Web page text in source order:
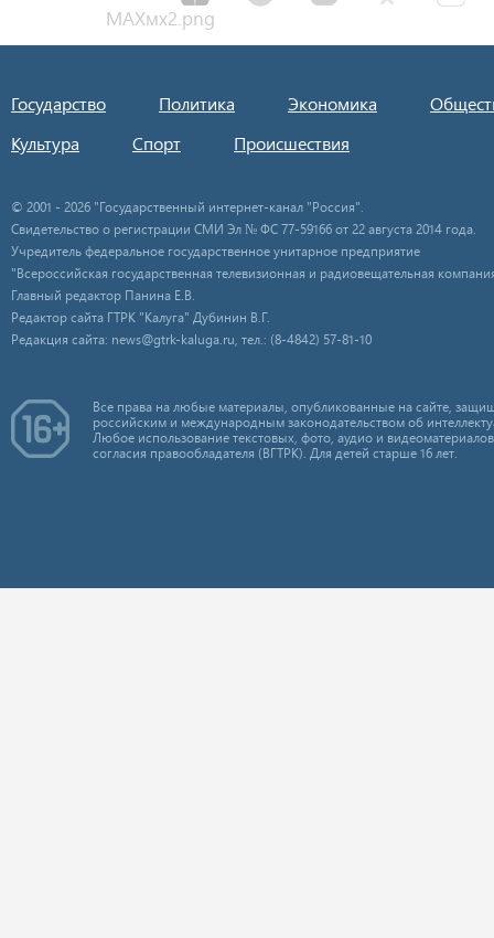
Государство Политика Экономика
Культура
Спорт Происшествия
© 2001 - 2026 "Государственный интернет-канал "Россия".
Свидетельство о регистрации СМИ Эл № ФС 77-59166 от 22 августа 2014 года.
Учредитель федеральное государственное унитарное предприятие
"Всероссийская государственная телевизионная и радиовещательная
Главный редактор Панина Е.В.
Редактор сайта ГТРК "Калуга" Дубинин В.Г.
Редакция сайта: news@gtrk-kaluga.ru, тел.: (8-4842) 57-81-10
Все права на любые материалы, опубликованные на сайте,
российским и международным законодательством об
Любое использование текстовых, фото, аудио и
согласия правообладателя (ВГТРК). Для детей старше 16 лет.